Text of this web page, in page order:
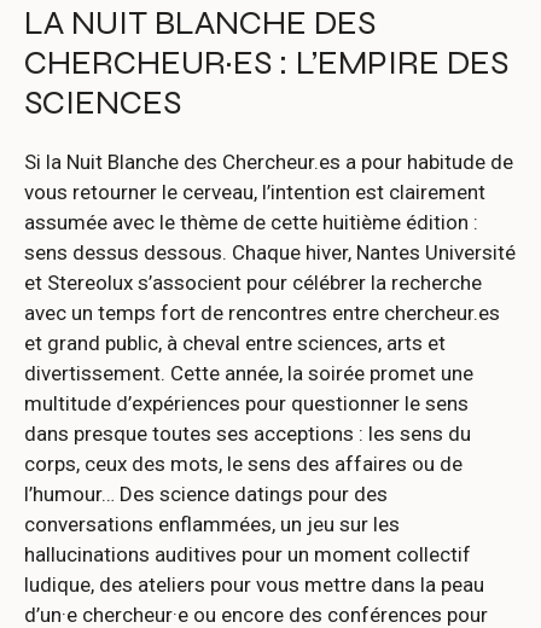
LA NUIT BLANCHE DES
CHERCHEUR·ES : L’EMPIRE DES
SCIENCES
Si la Nuit Blanche des Chercheur.es a pour habitude de
vous retourner le cerveau, l’intention est clairement
assumée avec le thème de cette huitième édition :
sens dessus dessous. Chaque hiver, Nantes Université
et Stereolux s’associent pour célébrer la recherche
avec un temps fort de rencontres entre chercheur.es
et grand public, à cheval entre sciences, arts et
divertissement. Cette année, la soirée promet une
multitude d’expériences pour questionner le sens
dans presque toutes ses acceptions : les sens du
corps, ceux des mots, le sens des affaires ou de
l’humour… Des science datings pour des
conversations enflammées, un jeu sur les
hallucinations auditives pour un moment collectif
ludique, des ateliers pour vous mettre dans la peau
d’un·e chercheur·e ou encore des conférences pour